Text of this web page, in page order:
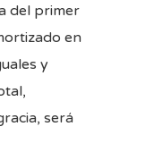
del primer
en
y
será